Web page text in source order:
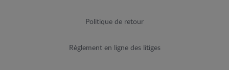
Politique de retour
Règlement en ligne des litiges